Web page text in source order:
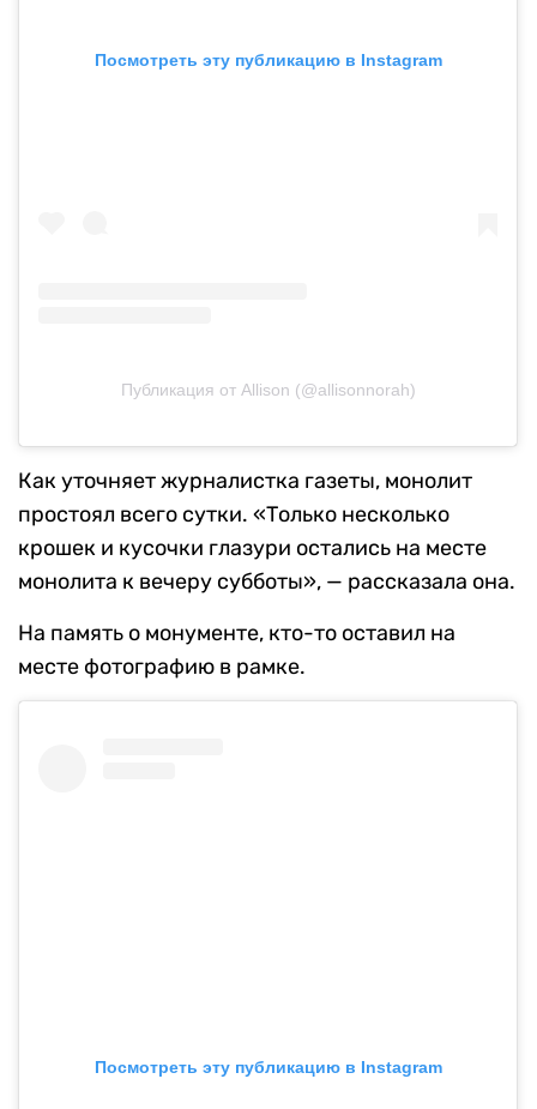
Посмотреть эту публикацию в Instagram
Публикация от Allison (@allisonnorah)
Как уточняет журналистка газеты, монолит
простоял всего сутки. «Только несколько
крошек и кусочки глазури остались на месте
монолита к вечеру субботы», — рассказала она.
На память о монументе, кто-то оставил на
месте фотографию в рамке.
Посмотреть эту публикацию в Instagram